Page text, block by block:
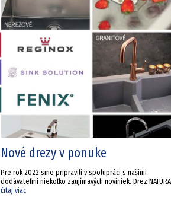
Nové drezy v ponuke
Pre rok 2022 sme pripravili v spolupráci s našimi
dodávateľmi niekoľko zaujímavých noviniek. Drez
čítaj viac